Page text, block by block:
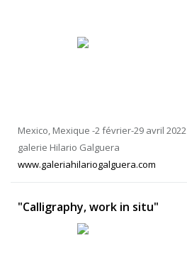
Mexico, Mexique -2 février-29 avril 2022
galerie Hilario Galguera
www.galeriahilariogalguera.com
"Calligraphy, work in situ"